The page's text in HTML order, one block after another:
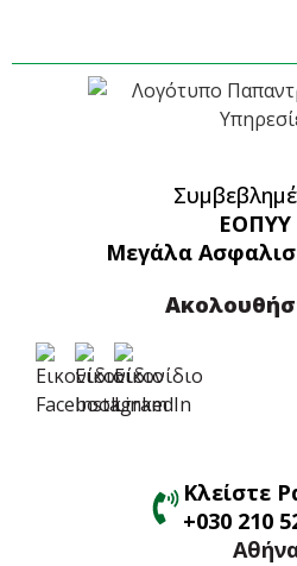
ΕΟΠΥΥ
Μεγάλα
Κλείστε
+030 210